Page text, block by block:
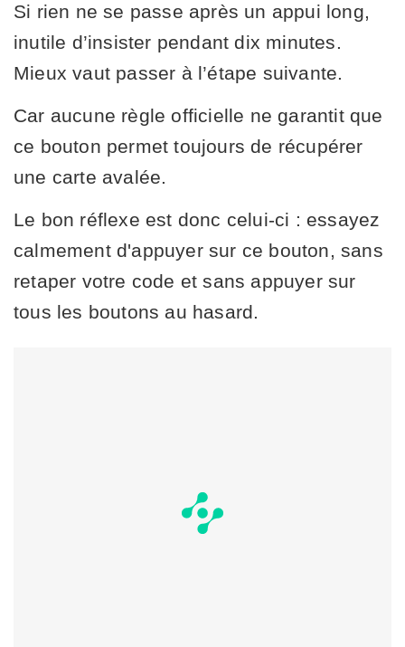
Si rien ne se passe après un appui long,
inutile d’insister pendant dix minutes.
Mieux vaut passer à l’étape suivante.
Car aucune règle officielle ne garantit que
ce bouton permet toujours de récupérer
une carte avalée.
Le bon réflexe est donc celui-ci : essayez
calmement d'appuyer sur ce bouton, sans
retaper votre code et sans appuyer sur
tous les boutons au hasard.